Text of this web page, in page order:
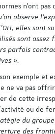
n’ont
observe
elles sont
sont assez
parfois
».
exemple et
ne va pas
de cette
ou de
du
des